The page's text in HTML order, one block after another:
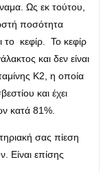
Ως εκ τούτου,
ποσότητα
το κεφίρ. Το κεφίρ
και δεν είναι
Κ2, η οποία
και έχει
κατά 81%.
σας πίεση
Είναι επίσης